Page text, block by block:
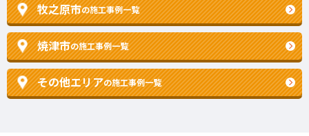
牧之原市の施工事例一覧
焼津市の施工事例一覧
その他エリアの施工事例一覧